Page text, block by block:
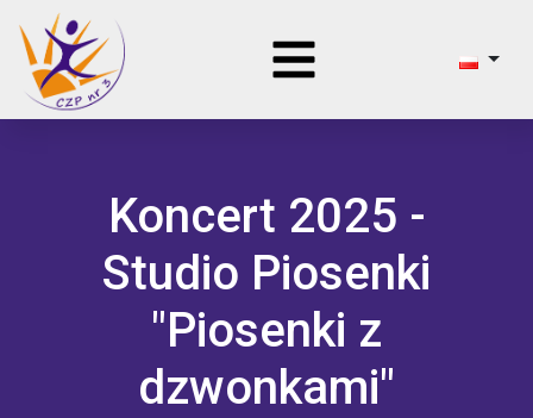
Koncert 2025 -
Studio Piosenki
"Piosenki z
dzwonkami"